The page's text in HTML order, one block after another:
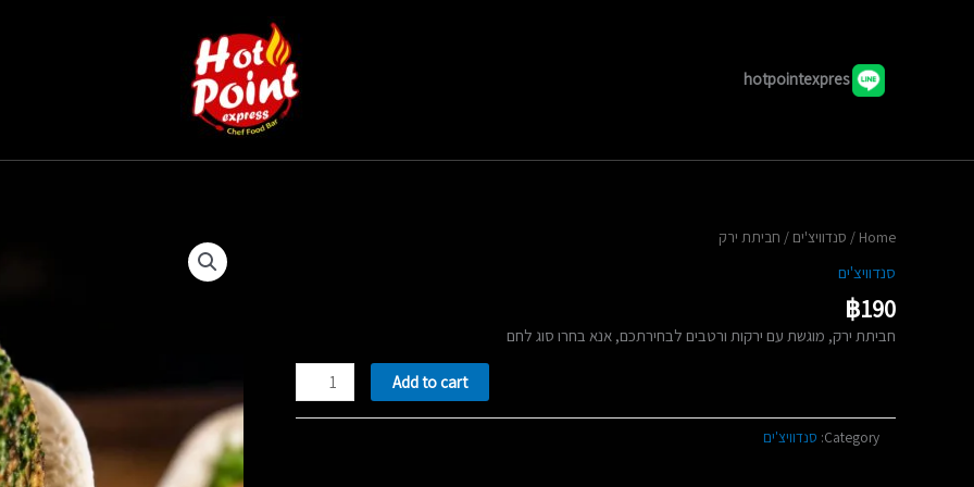
hotpointexpres
Home
/ סנדוויצ'ים / חביתת ירק
סנדוויצ'ים
฿190
חביתת ירק, מוגשת עם ירקות ורטבים לבחירתכם, אנא בחרו סוג לחם
חביתת
ירק
quantity
Add to cart
Category: סנדוויצ'ים